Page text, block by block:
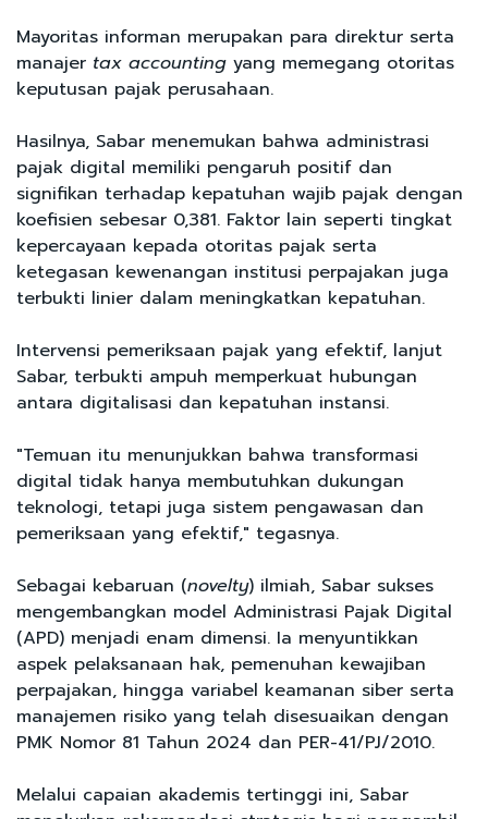
Mayoritas informan merupakan para direktur serta
manajer tax accounting yang memegang otoritas
keputusan pajak perusahaan.
Hasilnya, Sabar menemukan bahwa administrasi
pajak digital memiliki pengaruh positif dan
signifikan terhadap kepatuhan wajib pajak dengan
koefisien sebesar 0,381. Faktor lain seperti tingkat
kepercayaan kepada otoritas pajak serta
ketegasan kewenangan institusi perpajakan juga
terbukti linier dalam meningkatkan kepatuhan.
Intervensi pemeriksaan pajak yang efektif, lanjut
Sabar, terbukti ampuh memperkuat hubungan
antara digitalisasi dan kepatuhan instansi.
"Temuan itu menunjukkan bahwa transformasi
digital tidak hanya membutuhkan dukungan
teknologi, tetapi juga sistem pengawasan dan
pemeriksaan yang efektif," tegasnya.
Sebagai kebaruan (novelty) ilmiah, Sabar sukses
mengembangkan model Administrasi Pajak Digital
(APD) menjadi enam dimensi. Ia menyuntikkan
aspek pelaksanaan hak, pemenuhan kewajiban
perpajakan, hingga variabel keamanan siber serta
manajemen risiko yang telah disesuaikan dengan
PMK Nomor 81 Tahun 2024 dan PER-41/PJ/2010.
Melalui capaian akademis tertinggi ini, Sabar